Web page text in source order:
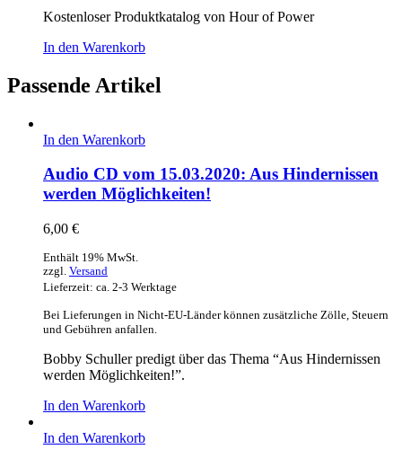
Kostenloser Produktkatalog von Hour of Power
In den Warenkorb
Passende Artikel
In den Warenkorb
Audio CD vom 15.03.2020: Aus Hindernissen
werden Möglichkeiten!
6,00 €
Enthält 19% MwSt.
zzgl. Versand
Lieferzeit: ca. 2-3 Werktage
Bei Lieferungen in Nicht-EU-Länder können zusätzliche Zölle, Steuern
und Gebühren anfallen.
Bobby Schuller predigt über das Thema “Aus Hindernissen
werden Möglichkeiten!”.
In den Warenkorb
In den Warenkorb